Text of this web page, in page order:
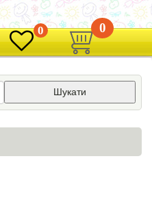
0 0
Шукати